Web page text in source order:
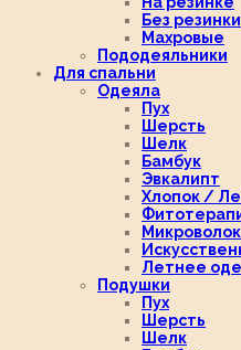
Без резинки
Махровые
Пододеяльники
Для спальни
Одеяла
Пух
Шерсть
Шелк
Бамбук
Эвкалипт
Хлопок /
Летнее
Подушки
Пух
Шерсть
Шелк